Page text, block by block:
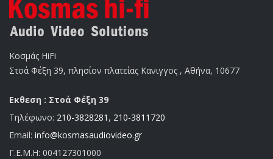
Κοσμάς HiFi
Στοά Φέξη 39, πλησίον πλατείας Κανιγγος , Αθήνα, 10677
Εκθεση : Στοά Φέξη 39
Τηλέφωνο: 210-3828281 , 210-3811720
Email: info@kosmasaudiovideo.gr
Γ.Ε.Μ.Η: 004127301000